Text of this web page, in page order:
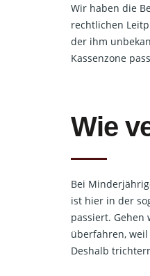
Wir haben die
rechtlichen
der ihm
Kassenzone
Wie
Bei
ist hier in der
passiert.
überfahren,
Deshalb